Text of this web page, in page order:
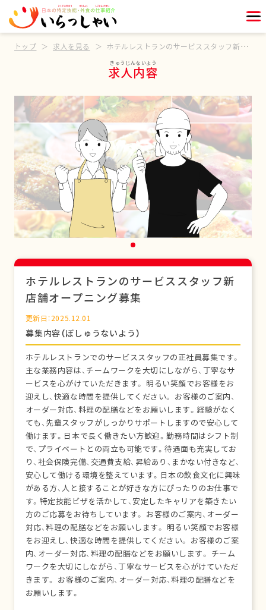
トップ 求人を見る ホテルレストランのサービススタッフ新店舗オープニング募集
求人内容
ホテルレストランのサービススタッフ新
店舗オープニング募集
更新日：2025.12.01
募集内容（ぼしゅうないよう）
ホテルレストランでのサービススタッフの正社員募集です。
主な業務内容は、チームワークを大切にしながら、丁寧なサ
ービスを心がけていただきます。 明るい笑顔でお客様をお
迎えし、快適な時間を提供してください。 お客様のご案内、
オーダー対応、料理の配膳などをお願いします。経験がなく
ても、先輩スタッフがしっかりサポートしますので安心して
働けます。日本で長く働きたい方歓迎。勤務時間はシフト制
で、プライベートとの両立も可能です。待遇面も充実してお
り、社会保険完備、交通費支給、昇給あり、まかない付きなど、
安心して働ける環境を整えています。日本の飲食文化に興味
がある方、人と接することが好きな方にぴったりのお仕事で
す。特定技能ビザを活かして、安定したキャリアを築きたい
方のご応募をお待ちしています。 お客様のご案内、オーダー
対応、料理の配膳などをお願いします。 明るい笑顔でお客様
をお迎えし、快適な時間を提供してください。 お客様のご案
内、オーダー対応、料理の配膳などをお願いします。 チーム
ワークを大切にしながら、丁寧なサービスを心がけていただ
きます。 お客様のご案内、オーダー対応、料理の配膳などを
お願いします。